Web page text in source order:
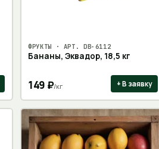
ФРУКТЫ · АРТ. DB-6112
Бананы, Эквадор, 18,5 кг
149 ₽/кг + В заявку